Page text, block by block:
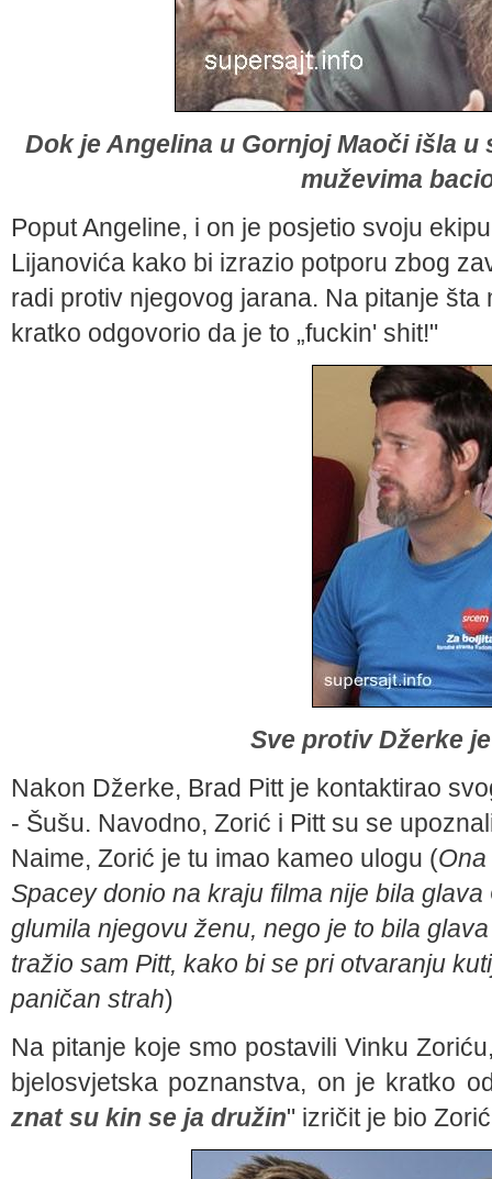
Dok je Angelina u Gornjoj Maoči išla u
muževima
Poput Angeline, i on je posjetio svoju
Lijanovića kako bi izrazio potporu zbog
radi protiv njegovog jarana. Na pitanje
kratko odgovorio da je to „fuckin' shit!"
Sve protiv Džerke
Nakon Džerke, Brad Pitt je kontaktirao
- Šušu. Navodno, Zorić i Pitt su se
Naime, Zorić je tu imao kameo ulogu (
Spacey donio na kraju filma nije bila
glumila njegovu ženu, nego je to bila
tražio sam Pitt, kako bi se pri otvaranju
paničan strah)
Na pitanje koje smo postavili Vinku
bjelosvjetska poznanstva, on je kratko
znat su kin se ja družin" izričit je bio